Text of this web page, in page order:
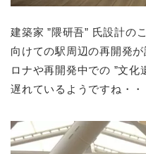
建築家 ”隈研吾” 氏設計の
向けての駅周辺の再開発
ロナや再開発中での ”文化
遅れているようですね・・